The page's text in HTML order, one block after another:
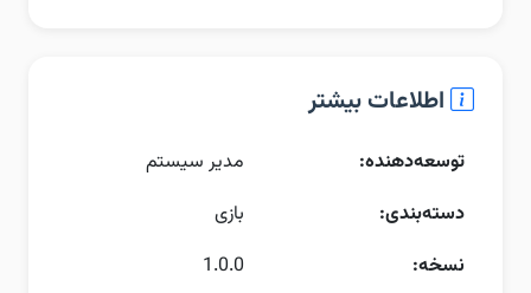
اطلاعات بیشتر
توسعه‌دهنده:
مدیر سیستم
دسته‌بندی:
بازی
نسخه:
1.0.0